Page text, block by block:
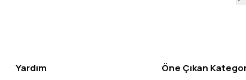
Yardım Öne Çıkan